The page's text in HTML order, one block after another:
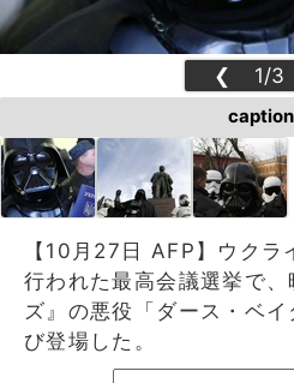
❮ 1/3
【10月27日 AFP】ウク
行われた最高会議選挙で
ズ』の悪役「ダース・ベ
び登場した。